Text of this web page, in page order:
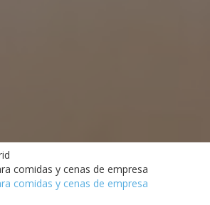
comidas y cenas de empresa
comidas y cenas de empresa